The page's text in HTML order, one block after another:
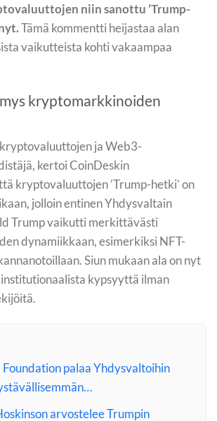
niin sanottu ’Trump-
Tämä kommentti heijastaa alan
vaikutteista kohti vakaampaa
kryptomarkkinoiden
ja Web3-
kertoi CoinDeskin
kryptovaluuttojen ’Trump-hetki’ on
jolloin entinen Yhdysvaltain
Trump vaikutti merkittävästi
dynamiikkaan, esimerkiksi NFT-
Siun mukaan ala on nyt
kypsyyttä ilman
palaa Yhdysvaltoihin
arvostelee Trumpin